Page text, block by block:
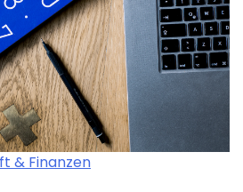
& Finanzen